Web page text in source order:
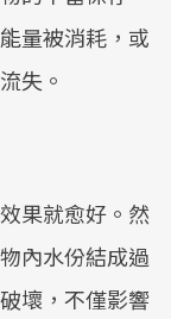
量被消耗，或
失。
果就愈好。然
內水份結成過
壞，不僅影響